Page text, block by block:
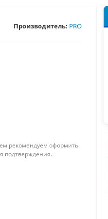
Производитель: PRO
рекомендуем оформить
подтверждения.